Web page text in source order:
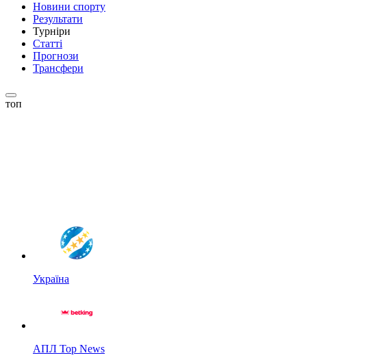
Новини спорту
Результати
Турніри
Статті
Прогнози
Трансфери
топ
Україна
АПЛ Top News